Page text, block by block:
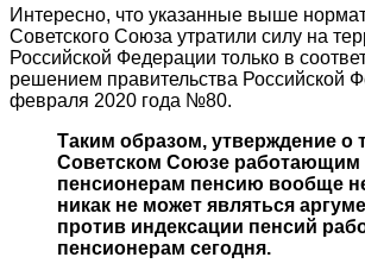
Интересно, что указанные выше
Советского Союза утратили силу на
Российской Федерации только в
решением правительства Российской
февраля 2020 года №80.
Таким образом, утверждение о
Советском Союзе работающим
пенсионерам пенсию вообще
никак не может являться
против индексации пенсий
пенсионерам сегодня.